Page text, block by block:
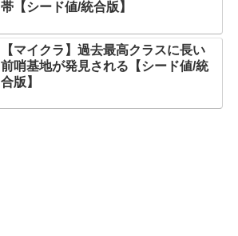
帯【シード値/統合版】
【マイクラ】過去最高クラスに長い
前哨基地が発見される【シード値/統
合版】